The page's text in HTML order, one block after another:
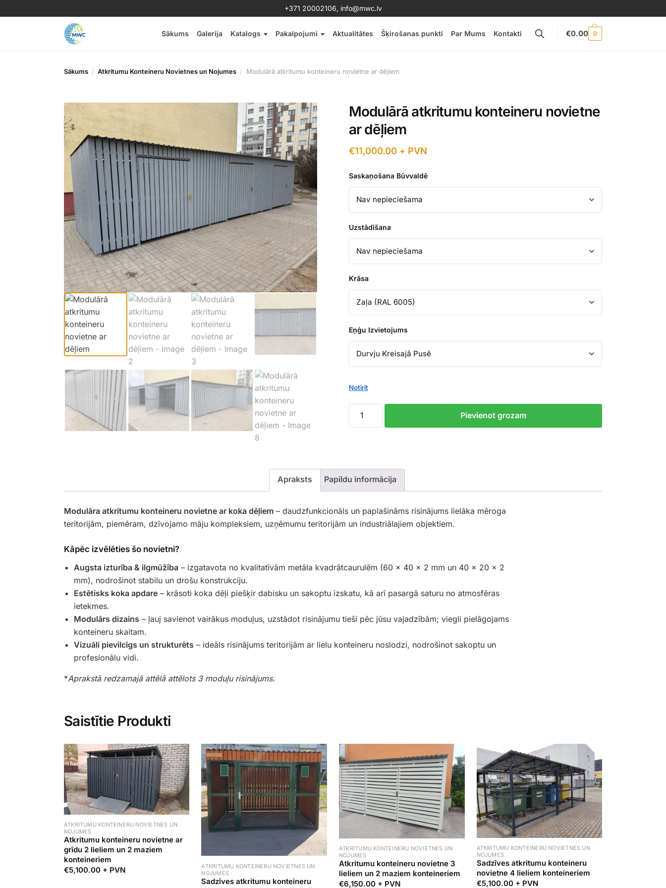
+371 20002106, info@mwc.lv
Sākums Galerija Katalogs Pakalpojumi Aktualitātes Šķirošanas punkti Par Mums Kontakti €0.00 0
Sākums Atkritumu Konteineru Novietnes un Nojumes Modulārā atkritumu konteineru novietne ar dēļiem
Modulārā atkritumu konteineru novietne
ar dēļiem
€11,000.00 + PVN
Saskaņošana Būvvaldē
Uzstādīšana
Krāsa
Eņģu Izvietojums
Notīrīt
Pievienot grozam
Apraksts Papildu informācija
Modulāra atkritumu konteineru novietne ar koka dēļiem– daudzfunkcionāls un paplašināms risinājums lielāka mēroga
teritorijām, piemēram, dzīvojamo māju kompleksiem, uzņēmumu teritorijām un industriālajiem objektiem.
Kāpēc izvēlēties šo novietni?
Augsta izturība & ilgmūžība – izgatavota no kvalitatīvām metāla kvadrātcaurulēm (60 × 40 × 2 mm un 40 × 20 × 2
mm), nodrošinot stabilu un drošu konstrukciju.
Estētisks koka apdare– krāsoti koka dēļi piešķir dabisku un sakoptu izskatu, kā arī pasargā saturu no atmosfēras
ietekmes.
Modulārs dizains – ļauj savienot vairākus moduļus, uzstādot risinājumu tieši pēc jūsu vajadzībām; viegli pielāgojams
konteineru skaitam.
Vizuāli pievilcīgs un strukturēts – ideāls risinājums teritorijām ar lielu konteineru noslodzi, nodrošinot sakoptu un
profesionālu vidi.
*Aprakstā redzamajā attēlā attēlots 3 moduļu risinājums.
Saistītie Produkti
ATKRITUMU KONTEINERU NOVIETNES UN
NOJUMES
Atkritumu konteineru novietne ar
grīdu 2 lieliem un 2 maziem
konteineriem
€5,100.00+ PVN
ATKRITUMU KONTEINERU NOVIETNES UN
NOJUMES
Sadzīves atkritumu konteineru
ATKRITUMU KONTEINERU NOVIETNES UN
NOJUMES
Atkritumu konteineru novietne 3
lieliem un 2 maziem konteineriem
€6,150.00 + PVN
ATKRITUMU KONTEINERU NOVIETNES UN
NOJUMES
Sadzīves atkritumu konteineru
novietne 4 lieliem konteineriem
€5,100.00+ PVN